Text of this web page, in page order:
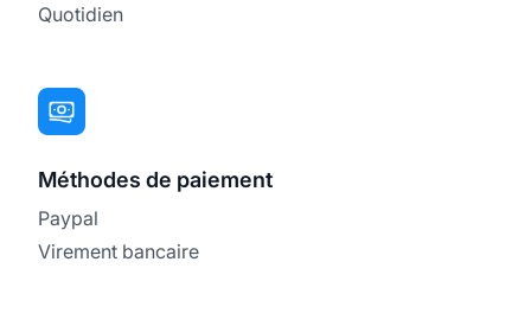
Quotidien
Méthodes de paiement
Paypal
Virement bancaire